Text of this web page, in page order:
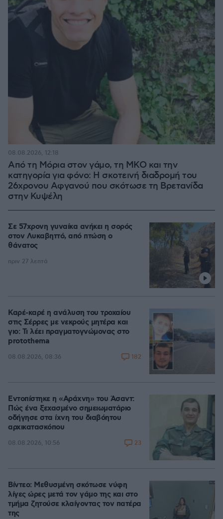
Από τη Μόρια στον γάμο, τη ΜΚΟ και την
κατηγορία για φόνο: Η σκοτεινή διαδρομή του
26χρονου Αφγανού που σκότωσε τη Βρετανίδα
στην Κυψέλη
08.08.2026, 12:18
Σε 57χρονη γυναίκα ανήκει η σορός
στον Λυκαβηττό, από πτώση ο
θάνατος
πριν 27 λεπτά
Καρέ-καρέ η ανάλυση του τροχαίου
στις Σέρρες με νεκρούς μητέρα και
γιο: Τι λέει πραγματογνώμονας στο
protothema
08.08.2026, 08:36 182
Εντοπίστηκε η «Αράχνη» του Άσαντ:
Πώς ένα ξεχασμένο σημειωματάριο
οδήγησε στα ίχνη του διαβόητου
αρχικατασκόπου
08.08.2026, 10:56 23
Βίντεο: Μεθυσμένη σκότωσε νύφη
λίγες ώρες μετά τον γάμο της και στο
τμήμα ζητούσε κλαίγοντας τον πατέρα
της